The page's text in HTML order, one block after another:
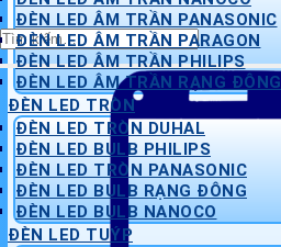
Tìm
kiếm:
ĐÈN LED ÂM TRẦN PANASONIC
ĐÈN LED ÂM TRẦN PARAGON
ĐÈN LED ÂM TRẦN PHILIPS
ĐÈN LED ÂM TRẦN RẠNG ĐÔNG
ĐÈN LED TRÒN
ĐÈN LED TRÒN DUHAL
ĐÈN LED BULB PHILIPS
ĐÈN LED TRÒN PANASONIC
ĐÈN LED BULB RẠNG ĐÔNG
ĐÈN LED BULB NANOCO
ĐÈN LED TUÝP